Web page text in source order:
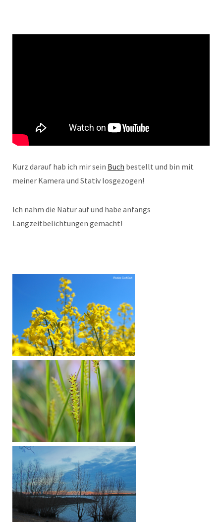
Kurz darauf hab ich mir sein Buch bestellt und bin mit
meiner Kamera und Stativ losgezogen!
Ich nahm die Natur auf und habe anfangs
Langzeitbelichtungen gemacht!